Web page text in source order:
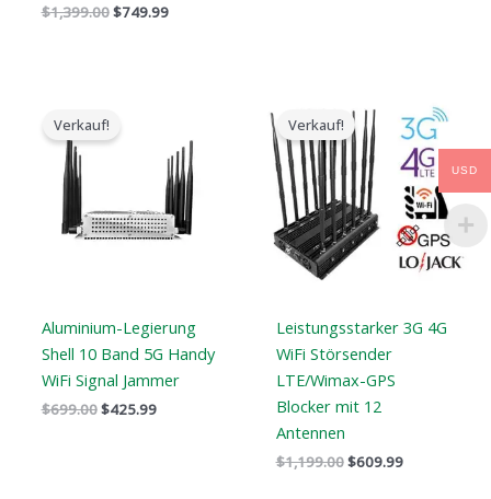
$1,399.00$749.99
Verkauf!
Aluminium-Legierung
Shell 10 Band 5G Handy
WiFi Signal Jammer
$699.00
ursprüngliche
Preis
$425.99
ist:
$425.99.
Verkauf!
Leistungsstarker 3G 4G
WiFi Störsender
LTE/Wimax-GPS
Blocker mit 12
Antennen
$1,199.00
ursprüngliche
Preis
war:
$1,199.00.
$609.99
aktuelle
Preis
ist:
$609.99.USD